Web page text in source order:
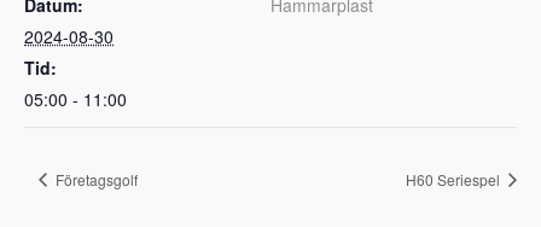
2024-08-30
Tid:
05:00 - 11:00
Företagsgolf H60 Seriespel